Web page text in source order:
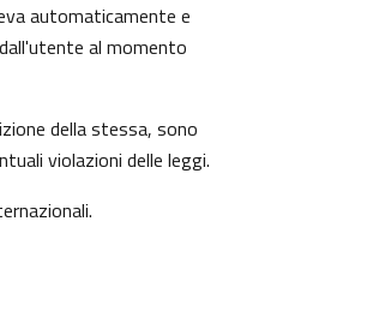
automaticamente e
al momento
della stessa, sono
violazioni delle leggi.